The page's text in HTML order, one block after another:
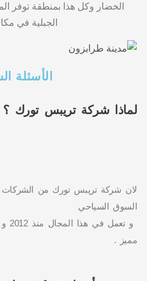
الخضار وكل هذا بمنطقة توفر
الجبلية في
الأسئلة
لماذا شركة تريبس تورك ؟
لان شركة تريبس تورك من
السوق السياحي
و
مميز .